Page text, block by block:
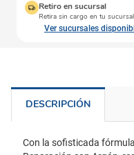
Retiro en sucursal
Retira sin cargo en tu
Ver sucursales
DESCRIPCIÓN
Con la sofisticada